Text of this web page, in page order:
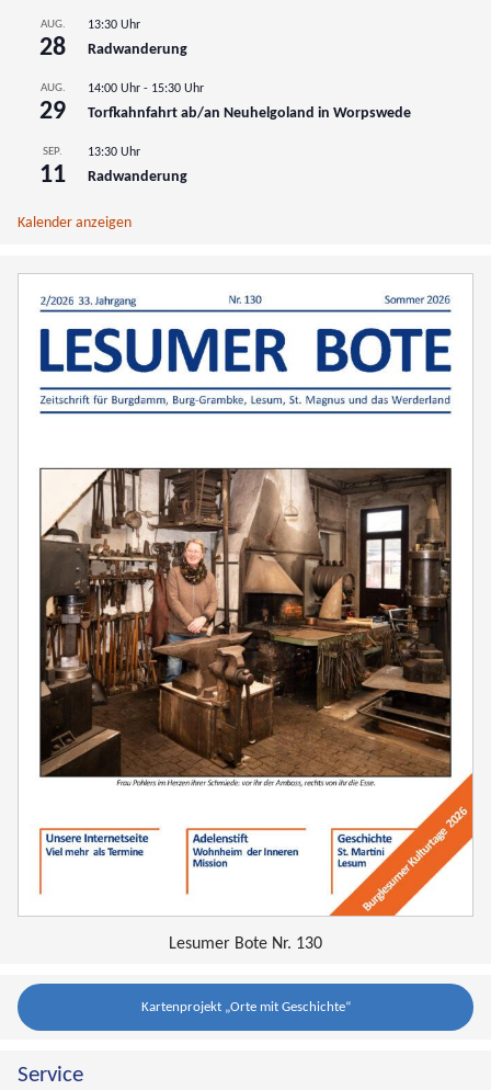
AUG.
28
13:30 Uhr
Radwanderung
AUG.
29
14:00 Uhr - 15:30 Uhr
Torfkahnfahrt ab/an Neuhelgoland in Worpswede
SEP.
11
13:30 Uhr
Radwanderung
Kalender anzeigen
Lesumer Bote Nr. 130
Kartenprojekt „Orte mit Geschichte“
Service